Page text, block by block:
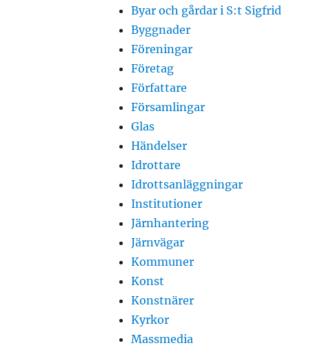
Byar och gårdar i S:t Sigfrid
Byggnader
Föreningar
Företag
Författare
Församlingar
Glas
Händelser
Idrottare
Idrottsanläggningar
Institutioner
Järnhantering
Järnvägar
Kommuner
Konst
Konstnärer
Kyrkor
Massmedia